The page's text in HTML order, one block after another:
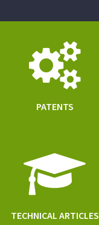
PATENTS
TECHNICAL ARTICLES